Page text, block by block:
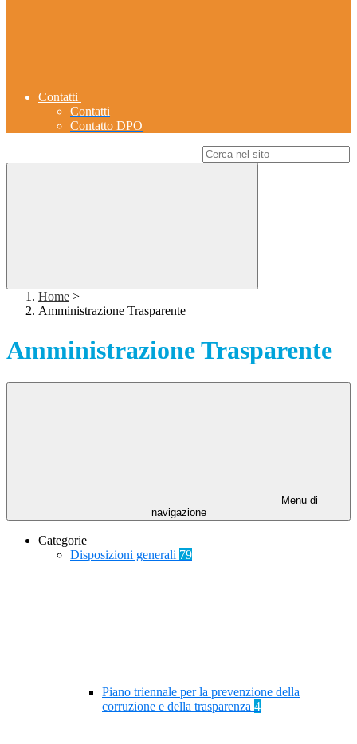
Contatti
Contatti
Contatto DPO
Home >
Amministrazione Trasparente
Amministrazione Trasparente
Menu di
navigazione
Categorie
Disposizioni generali 79
Piano triennale per la prevenzione della
corruzione e della trasparenza 4